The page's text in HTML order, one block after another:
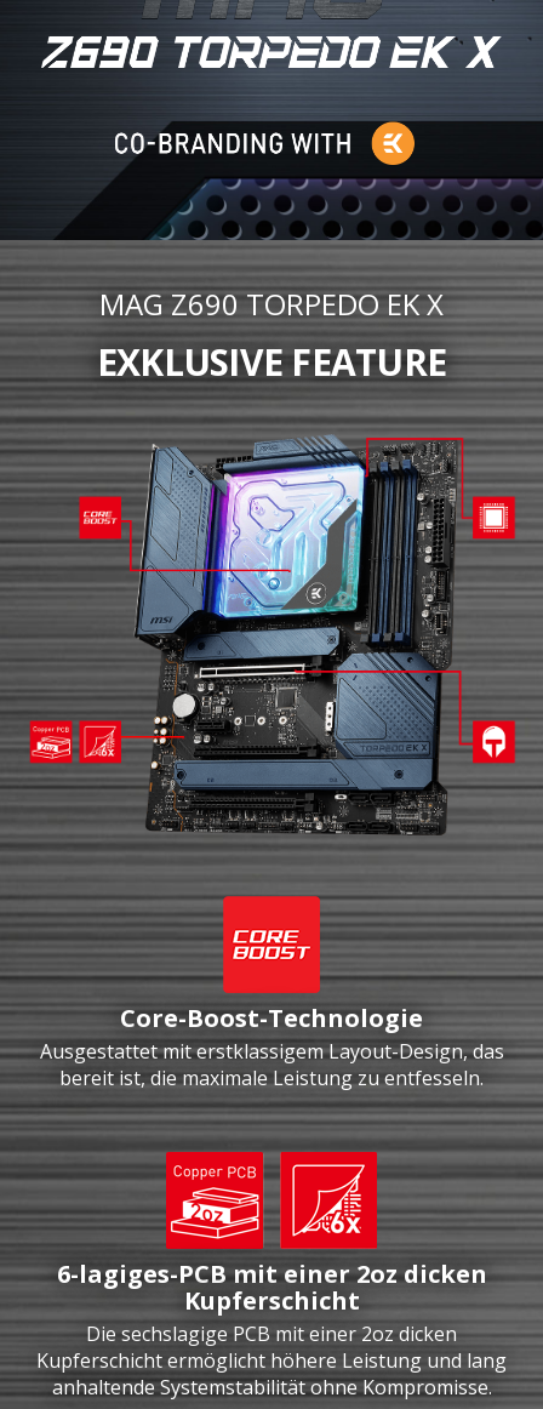
MAG Z690 TORPEDO EK X
EXKLUSIVE FEATURE
Core-Boost-Technologie
Ausgestattet mit erstklassigem Layout-Design, das
bereit ist, die maximale Leistung zu entfesseln.
6-lagiges-PCB mit einer 2oz dicken
Kupferschicht
Die sechslagige PCB mit einer 2oz dicken
Kupferschicht ermöglicht höhere Leistung und lang
anhaltende Systemstabilität ohne Kompromisse.